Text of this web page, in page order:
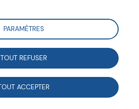
Suivre
médico-social est au cœur des
C’est pourquoi il fait intervenir
PARAMÈTRES
TOUT REFUSER
ACCEPTER